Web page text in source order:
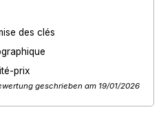
des clés
prix
geschrieben am 19/01/2026